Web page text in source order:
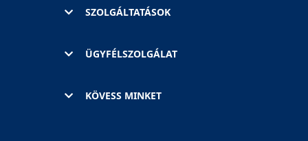
SZOLGÁLTATÁSOK
ÜGYFÉLSZOLGÁLAT
KÖVESS MINKET